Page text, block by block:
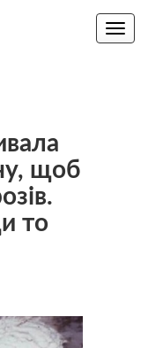
Toggle
щоб
то